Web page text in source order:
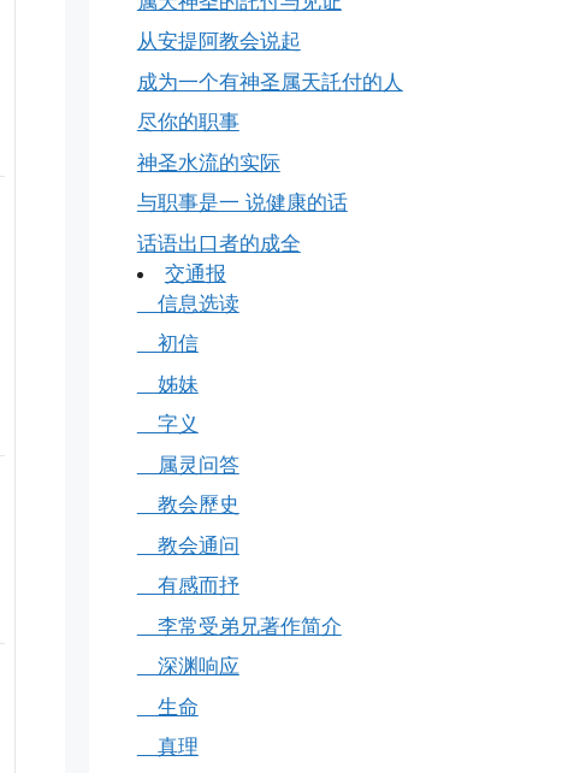
从安提阿教会说起
成为一个有神圣属天託付的人
尽你的职事
神圣水流的实际
与职事是一 说健康的话
话语出口者的成全
交通报
信息选读
初信
姊妹
字义
属灵问答
教会歷史
教会通问
有感而抒
李常受弟兄著作简介
深渊响应
生命
真理